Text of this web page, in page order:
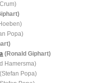
Popa)
(Ronald Giphart)
Hamersma)
Popa)